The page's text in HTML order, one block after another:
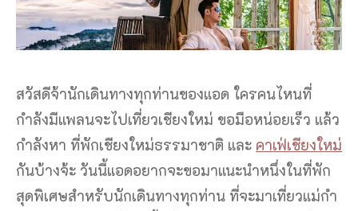
สวัสดีจ้านักเดินทางทุกท่านของแอด ใครคนไหนที่
กำลังมีแพลนจะไปเที่ยวเชียงใหม่ ขอมือหน่อยเร็ว แล้ว
กำลังหา ที่พักเชียงใหม่ธรรมาชาติ และ คาเฟ่เชียงใหม่
กันบ้างจ้ะ วันนี้แอดอยากจะขอมาแนะนำหนึ่งในที่พัก
สุดพิเศษสำหรับนักเดินทางทุกท่าน ที่จะมาเที่ยวแม่กำ